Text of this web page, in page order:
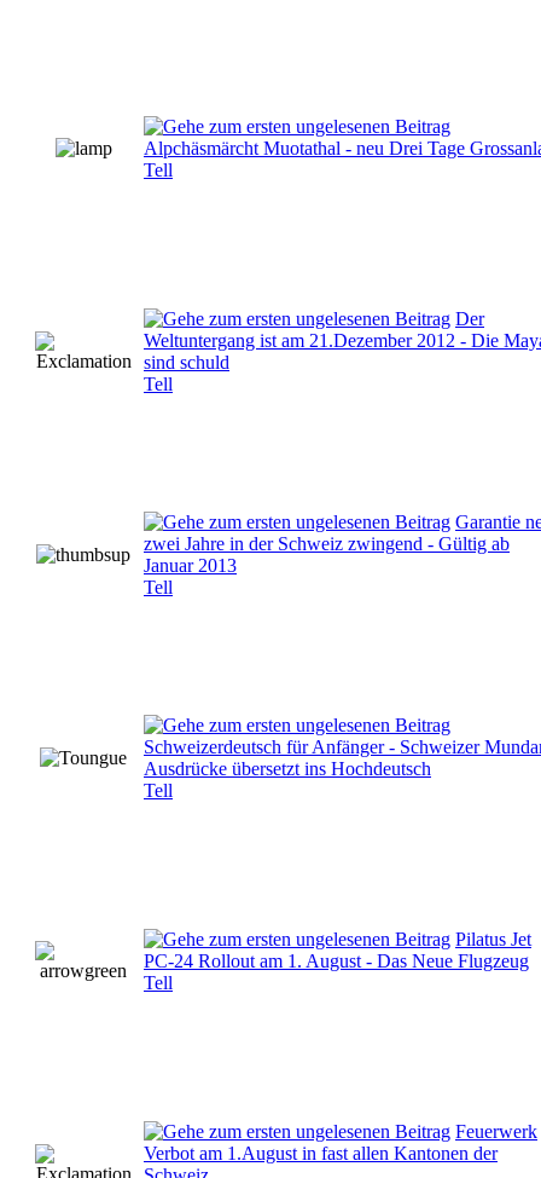
Alpchäsmärcht Muotathal - neu Drei Tage
Tell
Der
Weltuntergang ist am 21.Dezember 2012 - Die
sind schuld
Tell
Garantie
zwei Jahre in der Schweiz zwingend - Gültig ab
Januar 2013
Tell
Schweizerdeutsch für Anfänger - Schweizer
Ausdrücke übersetzt ins Hochdeutsch
Tell
Pilatus Jet
PC-24 Rollout am 1. August - Das Neue Flugzeug
Tell
Feuerwerk
Verbot am 1.August in fast allen Kantonen der